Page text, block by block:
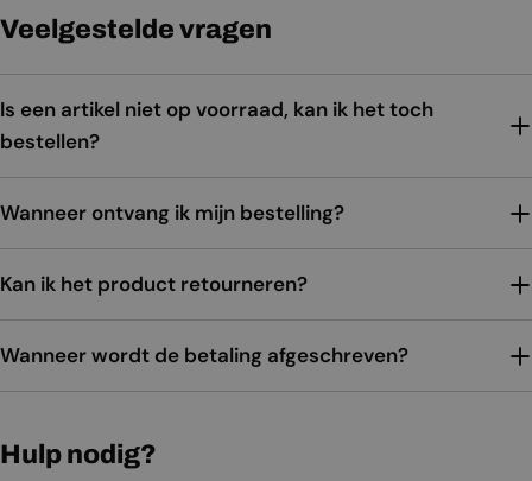
Veelgestelde vragen
Is een artikel niet op voorraad, kan ik het toch
bestellen?
Wanneer ontvang ik mijn bestelling?
Kan ik het product retourneren?
Wanneer wordt de betaling afgeschreven?
Hulp nodig?